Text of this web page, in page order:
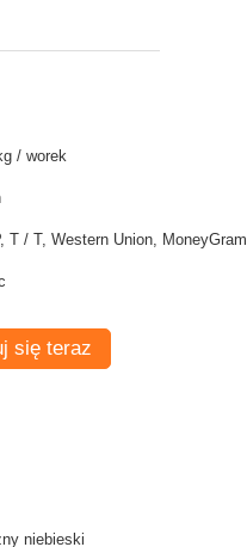
/ worek
T / T, Western Union, MoneyGram
się teraz
niebieski